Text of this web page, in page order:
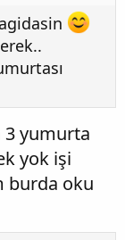
3 yumurta
yok işi
burda oku